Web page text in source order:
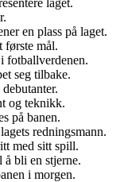
en plass på laget.
første mål.
fotballverdenen.
seg tilbake.
og teknikk.
på banen.
redningsmann.
med sitt spill.
å bli en stjerne.
i morgen.